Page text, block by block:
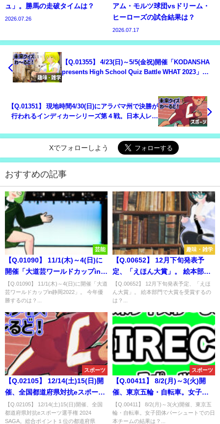
ュ」。勝馬の走破タイムは？
2026.07.26
アム・モルツ球団vsドリーム・
ヒーローズの試合結果は？
2026.07.17
【Q.01355】 4/23(日)～5/5(金祝)開催「KODANSHA
presents High School Quiz Battle WHAT 2023」。
【Q.01351】 現地時間4/30(日)にアラバマ州で決勝が
行われるインディカーシリーズ第４戦。日本人レー
Xでフォローしよう
おすすめの記事
芸能
【Q.01090】 11/1(木)～4(日)に
開催「大道芸ワールドカップin静
岡2022」。 今年優勝するのは？
【Q.01090】 11/1(木)～4(日)に開催「大道
芸ワールドカップin静岡2022」。 今年優
勝するのは？...
趣味・雑学
【Q.00652】 12月下旬発表予
定、「えほん大賞」。 絵本部門
で大賞を受賞するのは？
【Q.00652】 12月下旬発表予定、「えほ
ん大賞」。 絵本部門で大賞を受賞するの
は？...
スポーツ
【Q.02105】 12/14(土)15(日)開
催、全国都道府県対抗eスポーツ
選手権 2024 SAGA。総合ポイン
ト１位の都道府県は？
【Q.02105】 12/14(土)15(日)開催、全国
都道府県対抗eスポーツ選手権 2024
SAGA。総合ポイント１位の都道府県
スポーツ
【Q.00411】 8/2(月)～3(火)開
催、東京五輪・自転車。女子団
体パーシュートでの日本チーム
の結果は？
【Q.00411】 8/2(月)～3(火)開催、東京五
輪・自転車。女子団体パーシュートでの日
本チームの結果は？...